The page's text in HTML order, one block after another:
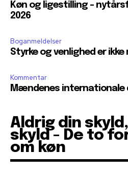
Køn og ligestilling –
2026
Boganmeldelser
Styrke og venlighed er
Kommentar
Mændenes internationale
Aldrig din
skyld - De to
om køn